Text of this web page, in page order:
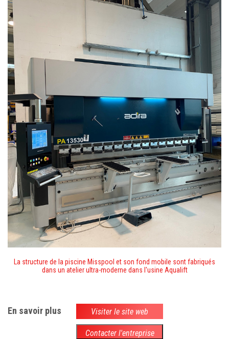
La structure de la piscine Misspool et son fond mobile sont fabriqués
dans un atelier ultra-moderne dans l'usine Aqualift
En savoir plus Visiter le site web
Contacter l'entreprise